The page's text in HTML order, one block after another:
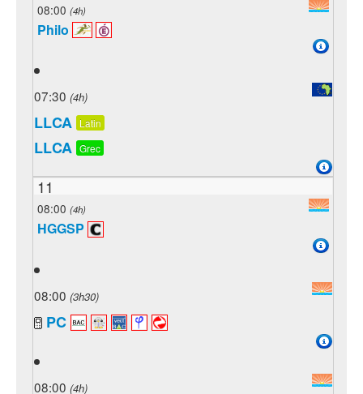
08:00 (4h)
Philo
07:30 (4h)
LLCA Latin
LLCA Grec
11
08:00 (4h)
HGGSP
08:00 (3h30)
PC
08:00 (4h)